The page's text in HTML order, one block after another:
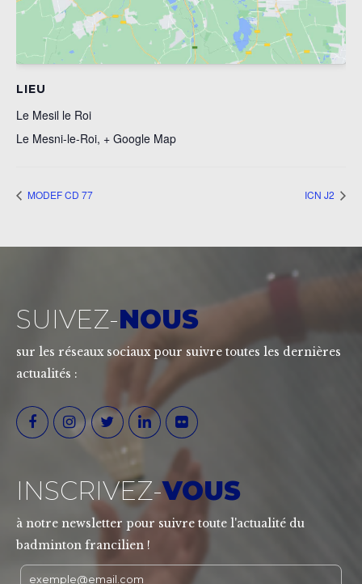
LIEU
Le Mesil le Roi
Le Mesni-le-Roi, + Google Map
MODEF CD 77 ICN J2
SUIVEZ-NOUS
sur les réseaux sociaux pour suivre toutes les dernières
actualités :
INSCRIVEZ-VOUS
à notre newsletter pour suivre toute l'actualité du
badminton francilien !